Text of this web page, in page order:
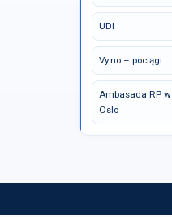
UDI
Vy.no – pociągi
Ambasada RP w
Oslo